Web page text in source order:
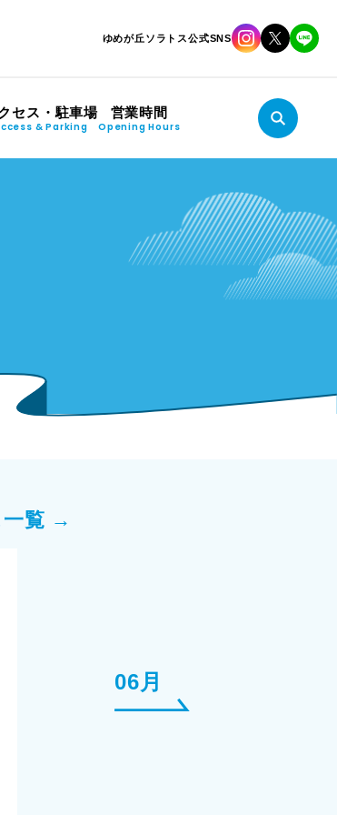
ゆめが丘ソラトス公式SNS
セス・駐車場
& Parking
営業時間
Opening Hours
一覧 →
06月